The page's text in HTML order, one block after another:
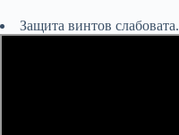
Защита винтов слабовата.